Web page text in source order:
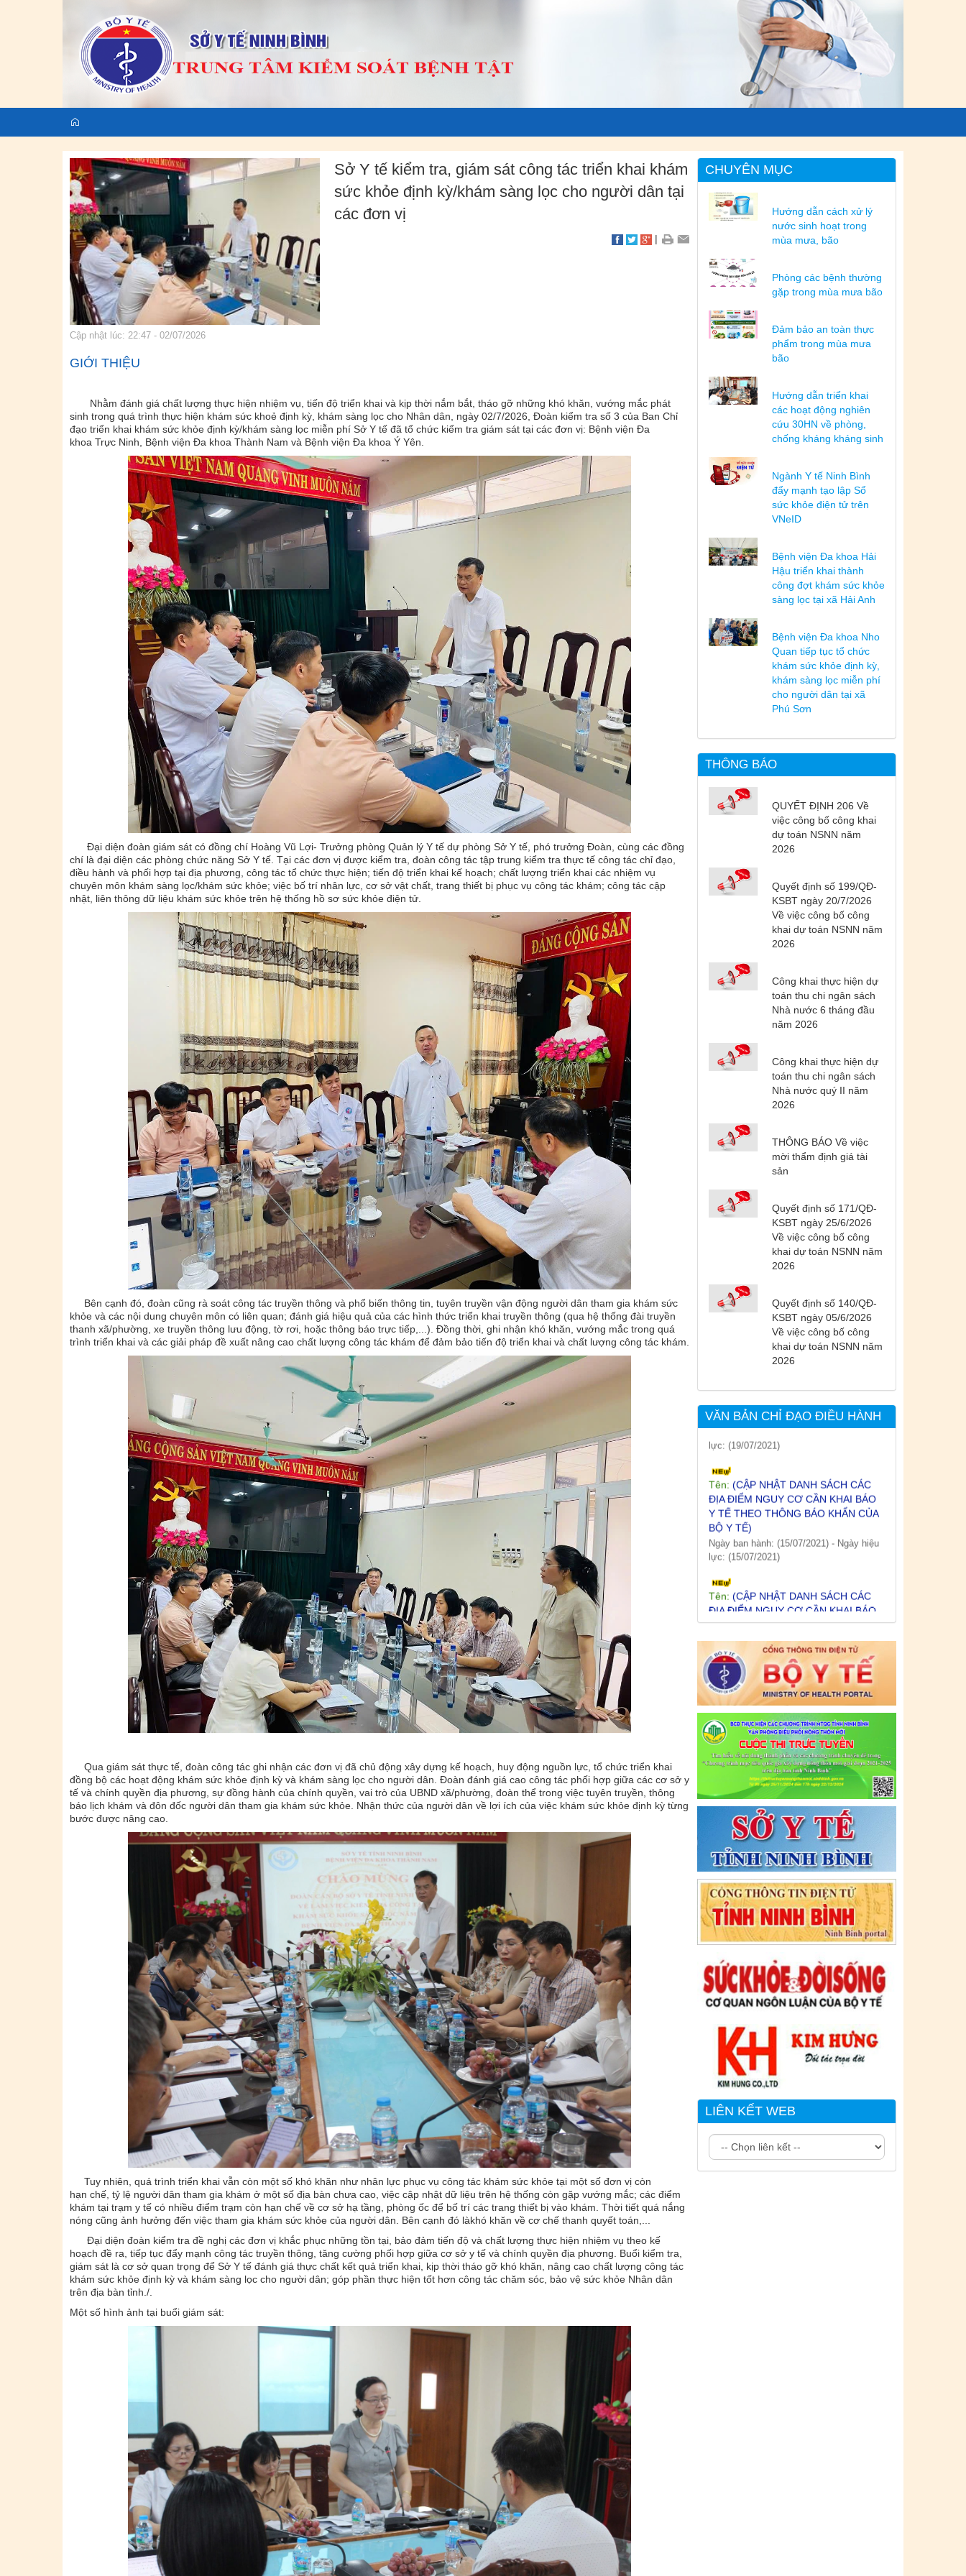
Cập nhật lúc: 22:47 - 02/07/2026
Sở Y tế kiểm tra, giám sát công tác triển khai khám
sức khỏe định kỳ/khám sàng lọc cho người dân tại
các đơn vị
|
GIỚI THIỆU
Nhằm đánh giá chất lượng thực hiện nhiệm vụ, tiến độ triển khai và kịp thời nắm bắt, tháo gỡ những khó khăn, vướng mắc phát
sinh trong quá trình thực hiện khám sức khoẻ định kỳ, khám sàng lọc cho Nhân dân, ngày 02/7/2026, Đoàn kiểm tra số 3 của Ban Chỉ
đạo triển khai khám sức khỏe định kỳ/khám sàng lọc miễn phí Sở Y tế đã tổ chức kiểm tra giám sát tại các đơn vị: Bệnh viện Đa
khoa Trực Ninh, Bệnh viện Đa khoa Thành Nam và Bệnh viện Đa khoa Ý Yên.
Đại diện đoàn giám sát có đồng chí Hoàng Vũ Lợi- Trưởng phòng Quản lý Y tế dự phòng Sở Y tế, phó trưởng Đoàn, cùng các đồng
chí là đại diện các phòng chức năng Sở Y tế. Tại các đơn vị được kiểm tra, đoàn công tác tập trung kiểm tra thực tế công tác chỉ đạo,
điều hành và phối hợp tại địa phương, công tác tổ chức thực hiện; tiến độ triển khai kế hoạch; chất lượng triển khai các nhiệm vụ
chuyên môn khám sàng lọc/khám sức khỏe; việc bố trí nhân lực, cơ sở vật chất, trang thiết bị phục vụ công tác khám; công tác cập
nhật, liên thông dữ liệu khám sức khỏe trên hệ thống hồ sơ sức khỏe điện tử.
Bên cạnh đó, đoàn cũng rà soát công tác truyền thông và phổ biến thông tin, tuyên truyền vận động người dân tham gia khám sức
khỏe và các nội dung chuyên môn có liên quan; đánh giá hiệu quả của các hình thức triển khai truyền thông (qua hệ thống đài truyền
thanh xã/phường, xe truyền thông lưu động, tờ rơi, hoặc thông báo trực tiếp,...). Đồng thời, ghi nhận khó khăn, vướng mắc trong quá
trình triển khai và các giải pháp đề xuất nâng cao chất lượng công tác khám để đảm bảo tiến độ triển khai và chất lượng công tác khám.
Qua giám sát thực tế, đoàn công tác ghi nhận các đơn vị đã chủ động xây dựng kế hoạch, huy động nguồn lực, tổ chức triển khai
đồng bộ các hoạt động khám sức khỏe định kỳ và khám sàng lọc cho người dân. Đoàn đánh giá cao công tác phối hợp giữa các cơ sở y
tế và chính quyền địa phương, sự đồng hành của chính quyền, vai trò của UBND xã/phường, đoàn thể trong việc tuyên truyền, thông
báo lịch khám và đôn đốc người dân tham gia khám sức khỏe. Nhận thức của người dân về lợi ích của việc khám sức khỏe định kỳ từng
bước được nâng cao.
Tuy nhiên, quá trình triển khai vẫn còn một số khó khăn như nhân lực phục vụ công tác khám sức khỏe tại một số đơn vị còn
hạn chế, tỷ lệ người dân tham gia khám ở một số địa bàn chưa cao, việc cập nhật dữ liệu trên hệ thống còn gặp vướng mắc; các điểm
khám tại trạm y tế có nhiều điểm trạm còn hạn chế về cơ sở hạ tầng, phòng ốc để bố trí các trang thiết bị vào khám. Thời tiết quá nắng
nóng cũng ảnh hưởng đến việc tham gia khám sức khỏe của người dân. Bên cạnh đó làkhó khăn về cơ chế thanh quyết toán,...
Đại diện đoàn kiểm tra đề nghị các đơn vị khắc phục những tồn tại, bảo đảm tiến độ và chất lượng thực hiện nhiệm vụ theo kế
hoạch đề ra, tiếp tục đẩy mạnh công tác truyền thông, tăng cường phối hợp giữa cơ sở y tế và chính quyền địa phương. Buổi kiểm tra,
giám sát là cơ sở quan trọng để Sở Y tế đánh giá thực chất kết quả triển khai, kịp thời tháo gỡ khó khăn, nâng cao chất lượng công tác
khám sức khỏe định kỳ và khám sàng lọc cho người dân; góp phần thực hiện tốt hơn công tác chăm sóc, bảo vệ sức khỏe Nhân dân
trên địa bàn tỉnh./.
Một số hình ảnh tại buổi giám sát:
CHUYÊN MỤC
Hướng dẫn cách xử lý
nước sinh hoạt trong
mùa mưa, bão
Phòng các bệnh thường
gặp trong mùa mưa bão
Đảm bảo an toàn thực
phẩm trong mùa mưa
bão
Hướng dẫn triển khai
các hoạt động nghiên
cứu 30HN về phòng,
chống kháng kháng sinh
Ngành Y tế Ninh Bình
đẩy mạnh tạo lập Sổ
sức khỏe điện tử trên
VNeID
Bệnh viện Đa khoa Hải
Hậu triển khai thành
công đợt khám sức khỏe
sàng lọc tại xã Hải Anh
Bệnh viện Đa khoa Nho
Quan tiếp tục tổ chức
khám sức khỏe định kỳ,
khám sàng lọc miễn phí
cho người dân tại xã
Phú Sơn
THÔNG BÁO
QUYẾT ĐỊNH 206 Về
việc công bố công khai
dự toán NSNN năm
2026
Quyết định số 199/QĐ-
KSBT ngày 20/7/2026
Về việc công bố công
khai dự toán NSNN năm
2026
Công khai thực hiện dự
toán thu chi ngân sách
Nhà nước 6 tháng đầu
năm 2026
Công khai thực hiện dự
toán thu chi ngân sách
Nhà nước quý II năm
2026
THÔNG BÁO Về việc
mời thẩm định giá tài
sản
Quyết định số 171/QĐ-
KSBT ngày 25/6/2026
Về việc công bố công
khai dự toán NSNN năm
2026
Quyết định số 140/QĐ-
KSBT ngày 05/6/2026
Về việc công bố công
khai dự toán NSNN năm
2026
VĂN BẢN CHỈ ĐẠO ĐIỀU HÀNH
Tên:(DANH SÁCH CÁC ĐỊA
PHƯƠNG ĐANG THỰC HIỆN CÁCH
LY XÃ HỘI VÀ GIÃN CÁCH XÃ HỘI
TÍNH ĐẾN 17H NGÀY 25/7/2021)
lực: (26/07/2021)
(CẬP NHẬT DANH SÁCH CÁC
ĐỊA ĐIỂM NGUY CƠ CẦN KHAI BÁO
Y TẾ THEO THÔNG BÁO KHẨN CỦA
Tên:(CẬP NHẬT DANH SÁCH CÁC
ĐỊA ĐIỂM NGUY CƠ CẦN KHAI BÁO
Y TẾ THEO THÔNG BÁO KHẨN CỦA
BỘ Y TẾ)
Ngày ban hành: (15/07/2021) -Ngày hiệu
lực: (15/07/2021)
Tên:(CẬP NHẬT DANH SÁCH CÁC
ĐỊA ĐIỂM NGUY CƠ CẦN KHAI BÁO
Y TẾ THEO THÔNG BÁO KHẨN CỦA
BỘ Y TẾ)
Ngày ban hành: (12/07/2021) -Ngày hiệu
lực: (12/07/2021)
Tên:(CẬP NHẬT DANH SÁCH CÁC
ĐỊA ĐIỂM NGUY CƠ CẦN KHAI BÁO
Y TẾ THEO THÔNG BÁO KHẨN CỦA
BỘ Y TẾ)
Ngày ban hành: (09/07/2021) -Ngày hiệu
lực: (09/07/2021)
(CẬP NHẬT DANH SÁCH CÁC
ĐỊA ĐIỂM NGUY CƠ CẦN KHAI BÁO
Y TẾ THEO THÔNG BÁO KHẨN CỦA
BỘ Y TẾ)
Ngày ban hành: (06/07/2021)
Ngày hiệu
lực: (06/07/2021)
Tên:(CẬP NHẬT DANH SÁCH CÁC
ĐỊA ĐIỂM NGUY CƠ CẦN KHAI BÁO
Y TẾ THEO THÔNG BÁO KHẨN CỦA
BỘ Y TẾ)
Ngày ban hành: (02/07/2021) -Ngày hiệu
LIÊN KẾT WEB